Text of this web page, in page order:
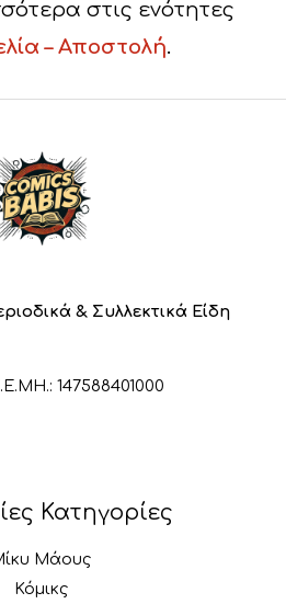
στις ενότητες
– Αποστολή.
& Συλλεκτικά Είδη
147588401000
Κατηγορίες
Μάους
Κόμικς